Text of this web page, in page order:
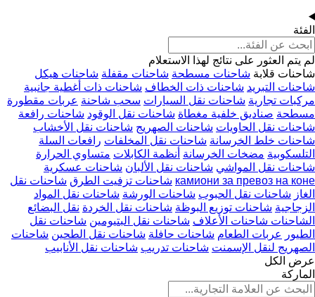
الفئة
لم يتم العثور على نتائج لهذا الاستعلام
شاحنات قلابة شاحنات مسطحة شاحنات مقفلة شاحنات هيكل
شاحنات التبريد شاحنات ذات الخطاف شاحنات ذات أغطية جانبية
مركبات تجارية شاحنات نقل السيارات سحب شاحنة عربات مقطورة
مسطحة صناديق خلفية مغطاة شاحنات نقل الوقود شاحنات رافعة
شاحنات نقل الحاويات شاحنات الصهريج شاحنات نقل الأخشاب
شاحنات خلط الخرسانة شاحنات نقل المخلفات رافعات السلة
التلسكوبية مضخات الخرسانة أنظمة الكابلات متساوي الحرارة
شاحنات نقل المواشي شاحنات نقل الألبان شاحنات عسكرية
камиони за превоз на коне شاحنات تزفيت الطرق شاحنات نقل
الغاز شاحنات نقل الحبوب شاحنات الورشة شاحنات نقل المواد
الزجاجية شاحنات توزيع البوظة شاحنات نقل الخردة نقل البضائع
الشاحنات شاحنات الأعلاف شاحنات نقل البتيومين شاحنات نقل
الطيور
عربات الطعام شاحنات حافلة شاحنات نقل الطحين شاحنات
الصهريج لنقل الإسمنت شاحنات تدريب شاحنات نقل الأنابيب
عرض الكل
الماركة